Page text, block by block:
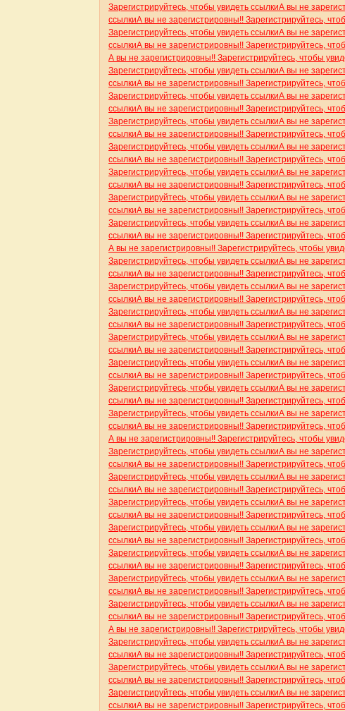
Зарегистрируйтесь, чтобы увидеть ссылкиА вы не
ссылкиА вы не зарегистрировны!! Зарегистрируйтесь,
Зарегистрируйтесь, чтобы увидеть ссылкиА вы не
ссылкиА вы не зарегистрировны!! Зарегистрируйтесь,
А вы не зарегистрировны!! Зарегистрируйтесь, чтобы
Зарегистрируйтесь, чтобы увидеть ссылкиА вы не
ссылкиА вы не зарегистрировны!! Зарегистрируйтесь,
Зарегистрируйтесь, чтобы увидеть ссылкиА вы не
ссылкиА вы не зарегистрировны!! Зарегистрируйтесь,
Зарегистрируйтесь, чтобы увидеть ссылкиА вы не
ссылкиА вы не зарегистрировны!! Зарегистрируйтесь,
Зарегистрируйтесь, чтобы увидеть ссылкиА вы не
ссылкиА вы не зарегистрировны!! Зарегистрируйтесь,
Зарегистрируйтесь, чтобы увидеть ссылкиА вы не
ссылкиА вы не зарегистрировны!! Зарегистрируйтесь,
Зарегистрируйтесь, чтобы увидеть ссылкиА вы не
ссылкиА вы не зарегистрировны!! Зарегистрируйтесь,
Зарегистрируйтесь, чтобы увидеть ссылкиА вы не
ссылкиА вы не зарегистрировны!! Зарегистрируйтесь,
А вы не зарегистрировны!! Зарегистрируйтесь, чтобы
Зарегистрируйтесь, чтобы увидеть ссылкиА вы не
ссылкиА вы не зарегистрировны!! Зарегистрируйтесь,
Зарегистрируйтесь, чтобы увидеть ссылкиА вы не
ссылкиА вы не зарегистрировны!! Зарегистрируйтесь,
Зарегистрируйтесь, чтобы увидеть ссылкиА вы не
ссылкиА вы не зарегистрировны!! Зарегистрируйтесь,
Зарегистрируйтесь, чтобы увидеть ссылкиА вы не
ссылкиА вы не зарегистрировны!! Зарегистрируйтесь,
Зарегистрируйтесь, чтобы увидеть ссылкиА вы не
ссылкиА вы не зарегистрировны!! Зарегистрируйтесь,
Зарегистрируйтесь, чтобы увидеть ссылкиА вы не
ссылкиА вы не зарегистрировны!! Зарегистрируйтесь,
Зарегистрируйтесь, чтобы увидеть ссылкиА вы не
ссылкиА вы не зарегистрировны!! Зарегистрируйтесь,
А вы не зарегистрировны!! Зарегистрируйтесь, чтобы
Зарегистрируйтесь, чтобы увидеть ссылкиА вы не
ссылкиА вы не зарегистрировны!! Зарегистрируйтесь,
Зарегистрируйтесь, чтобы увидеть ссылкиА вы не
ссылкиА вы не зарегистрировны!! Зарегистрируйтесь,
Зарегистрируйтесь, чтобы увидеть ссылкиА вы не
ссылкиА вы не зарегистрировны!! Зарегистрируйтесь,
Зарегистрируйтесь, чтобы увидеть ссылкиА вы не
ссылкиА вы не зарегистрировны!! Зарегистрируйтесь,
Зарегистрируйтесь, чтобы увидеть ссылкиА вы не
ссылкиА вы не зарегистрировны!! Зарегистрируйтесь,
Зарегистрируйтесь, чтобы увидеть ссылкиА вы не
ссылкиА вы не зарегистрировны!! Зарегистрируйтесь,
Зарегистрируйтесь, чтобы увидеть ссылкиА вы не
ссылкиА вы не зарегистрировны!! Зарегистрируйтесь,
А вы не зарегистрировны!! Зарегистрируйтесь, чтобы
Зарегистрируйтесь, чтобы увидеть ссылкиА вы не
ссылкиА вы не зарегистрировны!! Зарегистрируйтесь,
Зарегистрируйтесь, чтобы увидеть ссылкиА вы не
ссылкиА вы не зарегистрировны!! Зарегистрируйтесь,
Зарегистрируйтесь, чтобы увидеть ссылкиА вы не
ссылкиА вы не зарегистрировны!! Зарегистрируйтесь,